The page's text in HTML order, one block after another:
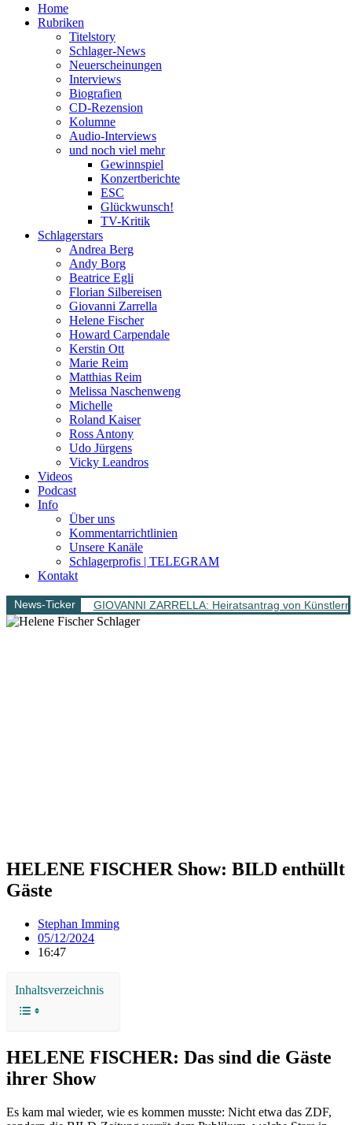
Home
Rubriken
Titelstory
Schlager-News
Neuerscheinungen
Interviews
Biografien
CD-Rezension
Kolumne
Audio-Interviews
und noch viel mehr
Gewinnspiel
Konzertberichte
ESC
Glückwunsch!
TV-Kritik
Schlagerstars
Andrea Berg
Andy Borg
Beatrice Egli
Florian Silbereisen
Giovanni Zarrella
Helene Fischer
Howard Carpendale
Kerstin Ott
Marie Reim
Matthias Reim
Melissa Naschenweng
Michelle
Roland Kaiser
Ross Antony
Udo Jürgens
Vicky Leandros
Videos
Podcast
Info
Über uns
Kommentarrichtlinien
Unsere Kanäle
Schlagerprofis | TELEGRAM
Kontakt
News-Ticker GIOVANNI ZARRELLA: Heiratsantrag von
HELENE FISCHER Show: BILD enthüllt
Gäste
Stephan Imming
05/12/2024
16:47
Inhaltsverzeichnis
HELENE FISCHER: Das sind die Gäste
ihrer Show
Es kam mal wieder, wie es kommen musste: Nicht etwa das ZDF,